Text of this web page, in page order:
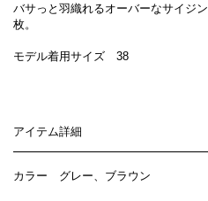
バサっと羽織れるオーバーなサイジ
枚。
モデル着用サイズ 38
アイテム詳細
カラー グレー、ブラウン